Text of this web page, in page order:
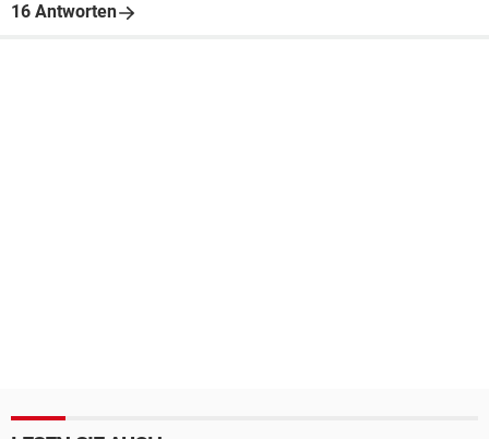
16 Antworten